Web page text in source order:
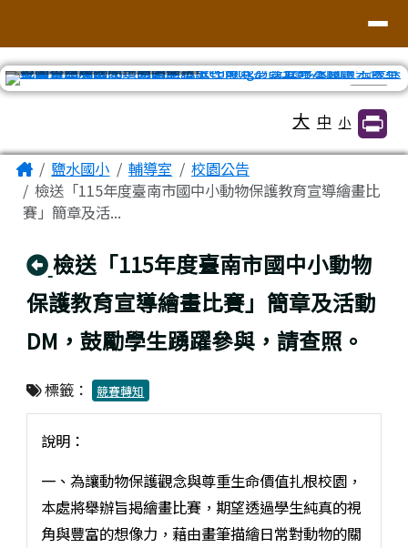
大 中 小
主內容區域
Home鹽水國小 輔導室
校園公告
檢送「115年度臺南市國中小動物保護教育宣導繪畫比
賽」簡章及活...
回上頁
檢送「115年度臺南市國中小動物
保護教育宣導繪畫比賽」簡章及活動
DM，鼓勵學生踴躍參與，請查照。
標籤： 競賽轉知
說明：
一、為讓動物保護觀念與尊重生命價值扎根校園，
本處將舉辦旨揭繪畫比賽，期望透過學生純真的視
角與豐富的想像力，藉由畫筆描繪日常對動物的關
頁尾區域